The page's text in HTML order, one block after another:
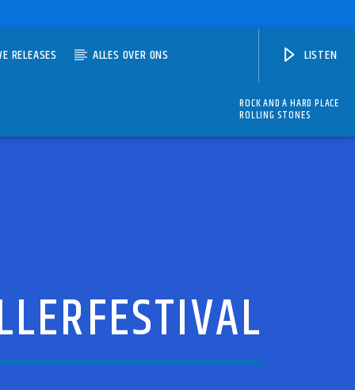
RELEASES ALLES OVER ONS LISTEN
ROCK AND A HARD PLACE
ROLLING STONES